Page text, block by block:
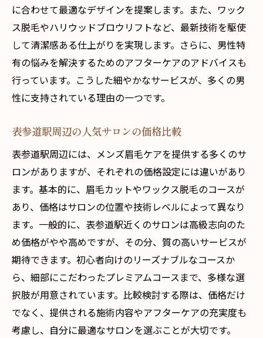
に合わせて最適なデザインを提案します。また、ワック
ス脱毛やハリウッドブロウリフトなど、最新技術を駆使
して清潔感ある仕上がりを実現します。さらに、男性特
有の悩みを解決するためのアフターケアのアドバイスも
行っています。こうした細やかなサービスが、多くの男
性に支持されている理由の一つです。
表参道駅周辺の人気サロンの価格比較
表参道駅周辺には、メンズ眉毛ケアを提供する多くのサ
ロンがありますが、それぞれの価格設定には違いがあり
ます。基本的に、眉毛カットやワックス脱毛のコースが
あり、価格はサロンの位置や技術レベルによって異なり
ます。一般的に、表参道駅近くのサロンは高級志向のた
め価格がやや高めですが、その分、質の高いサービスが
期待できます。初心者向けのリーズナブルなコースか
ら、細部にこだわったプレミアムコースまで、多様な選
択肢が用意されています。比較検討する際は、価格だけ
でなく、提供される施術内容やアフターケアの充実度も
考慮し、自分に最適なサロンを選ぶことが大切です。